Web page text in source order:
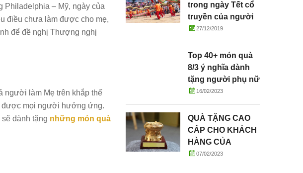
Philadelphia – Mỹ, ngày của
điều chưa làm được cho mẹ,
để đề nghị Thượng nghị
người làm Mẹ trên khắp thế
được mọi người hưởng ứng.
dành tặng những món quà
trong ngày Tết cổ
truyền của người
Việt27/12/2019
Top 40+ món quà
8/3 ý nghĩa dành
tặng người phụ nữ
thân yêu
16/02/2023
QUÀ TẶNG CAO
CẤP CHO KHÁCH
HÀNG CỦA
AGRIBANK:
07/02/2023